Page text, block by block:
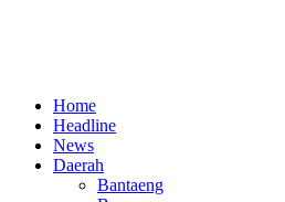
Home
Headline
News
Daerah
Bantaeng